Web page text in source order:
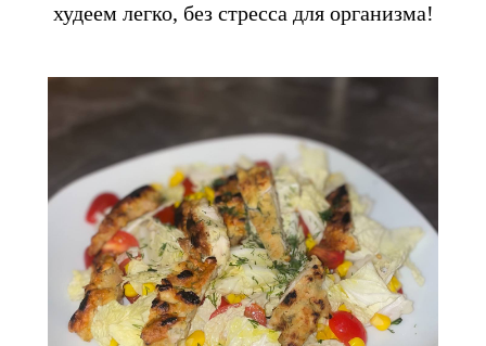
худеем легко, без стресса для организма!